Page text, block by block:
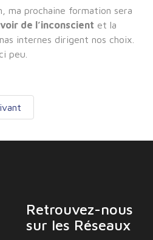
ma prochaine formation sera
de l’inconscient et la
internes dirigent nos choix.
peu.
Retrouvez-nous
sur les Réseaux